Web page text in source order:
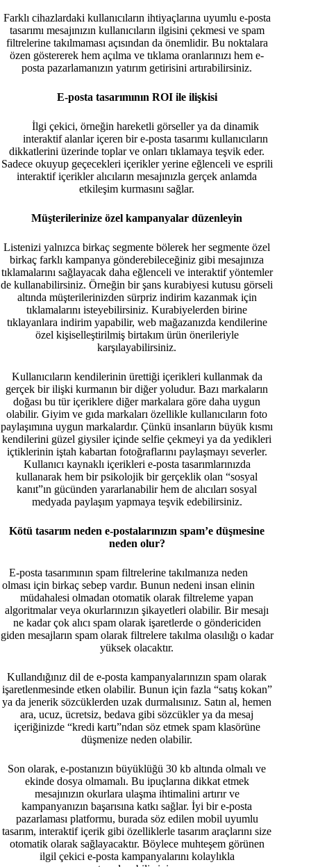
Farklı cihazlardaki kullanıcıların ihtiyaçlarına uyumlu e-posta
tasarımı mesajınızın kullanıcıların ilgisini çekmesi ve spam
filtrelerine takılmaması açısından da önemlidir. Bu noktalara
özen göstererek hem açılma ve tıklama oranlarınızı hem e-
posta pazarlamanızın yatırım getirisini artırabilirsiniz.
E-posta tasarımının ROI ile ilişkisi
İlgi çekici, örneğin hareketli görseller ya da dinamik
interaktif alanlar içeren bir e-posta tasarımı kullanıcıların
dikkatlerini üzerinde toplar ve onları tıklamaya teşvik eder.
Sadece okuyup geçecekleri içerikler yerine eğlenceli ve esprili
interaktif içerikler alıcıların mesajınızla gerçek anlamda
etkileşim kurmasını sağlar.
Müşterilerinize özel kampanyalar düzenleyin
Listenizi yalnızca birkaç segmente bölerek her segmente özel
birkaç farklı kampanya gönderebileceğiniz gibi mesajınıza
tıklamalarını sağlayacak daha eğlenceli ve interaktif yöntemler
de kullanabilirsiniz. Örneğin bir şans kurabiyesi kutusu görseli
altında müşterilerinizden sürpriz indirim kazanmak için
tıklamalarını isteyebilirsiniz. Kurabiyelerden birine
tıklayanlara indirim yapabilir, web mağazanızda kendilerine
özel kişiselleştirilmiş birtakım ürün önerileriyle
karşılayabilirsiniz.
Kullanıcıların kendilerinin ürettiği içerikleri kullanmak da
gerçek bir ilişki kurmanın bir diğer yoludur. Bazı markaların
doğası bu tür içeriklere diğer markalara göre daha uygun
olabilir. Giyim ve gıda markaları özellikle kullanıcıların foto
paylaşımına uygun markalardır. Çünkü insanların büyük kısmı
kendilerini güzel giysiler içinde selfie çekmeyi ya da yedikleri
içtiklerinin iştah kabartan fotoğraflarını paylaşmayı severler.
Kullanıcı kaynaklı içerikleri e-posta tasarımlarınızda
kullanarak hem bir psikolojik bir gerçeklik olan “sosyal
kanıt”ın gücünden yararlanabilir hem de alıcıları sosyal
medyada paylaşım yapmaya teşvik edebilirsiniz.
Kötü tasarım neden e-postalarınızın spam’e düşmesine
neden olur?
E-posta tasarımının spam filtrelerine takılmanıza neden
olması için birkaç sebep vardır. Bunun nedeni insan elinin
müdahalesi olmadan otomatik olarak filtreleme yapan
algoritmalar veya okurlarınızın şikayetleri olabilir. Bir mesajı
ne kadar çok alıcı spam olarak işaretlerde o göndericiden
giden mesajların spam olarak filtrelere takılma olasılığı o kadar
yüksek olacaktır.
Kullandığınız dil de e-posta kampanyalarınızın spam olarak
işaretlenmesinde etken olabilir. Bunun için fazla “satış kokan”
ya da jenerik sözcüklerden uzak durmalısınız. Satın al, hemen
ara, ucuz, ücretsiz, bedava gibi sözcükler ya da mesaj
içeriğinizde “kredi kartı”ndan söz etmek spam klasörüne
düşmenize neden olabilir.
Son olarak, e-postanızın büyüklüğü 30 kb altında olmalı ve
ekinde dosya olmamalı. Bu ipuçlarına dikkat etmek
mesajınızın okurlara ulaşma ihtimalini artırır ve
kampanyanızın başarısına katkı sağlar. İyi bir e-posta
pazarlaması platformu, burada söz edilen mobil uyumlu
tasarım, interaktif içerik gibi özelliklerle tasarım araçlarını size
otomatik olarak sağlayacaktır. Böylece muhteşem görünen
ilgil çekici e-posta kampanyalarını kolaylıkla